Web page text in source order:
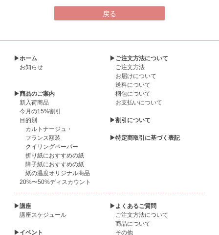
▶ホーム
お知らせ
▶商品のご案内
新入荷商品
今月の15%割引
目的別
カルトナージュ・
フランス額装
クイリングペーパー
折り紙におすすめの紙
障子紙におすすめの紙
紙の温度オリジナル商品
20%〜50%ディスカウント
▶ご注文方法について
ご注文方法
お届けについて
送料について
梱包について
お支払いについて
▶割引について
▶特定商取引に基づく表記
▶講座
講座スケジュール
▶イベント
▶よくあるご質問
ご注文方法について
商品について
その他